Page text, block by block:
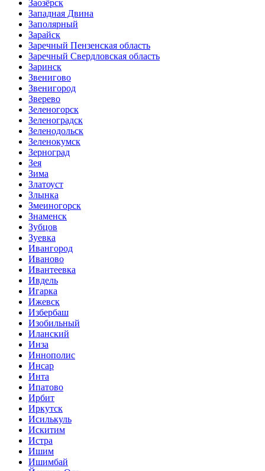
Заозёрск
Западная Двина
Заполярный
Зарайск
Заречный Пензенская область
Заречный Свердловская область
Заринск
Звенигово
Звенигород
Зверево
Зеленогорск
Зеленоградск
Зеленодольск
Зеленокумск
Зерноград
Зея
Зима
Златоуст
Злынка
Змеиногорск
Знаменск
Зубцов
Зуевка
Ивангород
Иваново
Ивантеевка
Ивдель
Игарка
Ижевск
Избербаш
Изобильный
Иланский
Инза
Иннополис
Инсар
Инта
Ипатово
Ирбит
Иркутск
Исилькуль
Искитим
Истра
Ишим
Ишимбай